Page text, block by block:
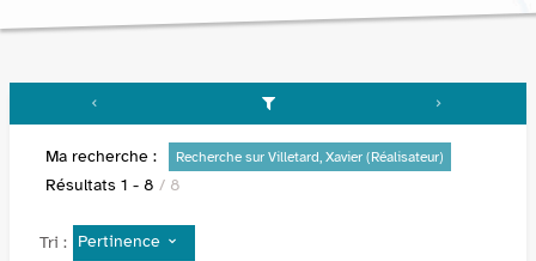
Ma recherche : Recherche sur Villetard, Xavier (Réalisateur)
Résultats 1 - 8 / 8
Tri : Pertinence